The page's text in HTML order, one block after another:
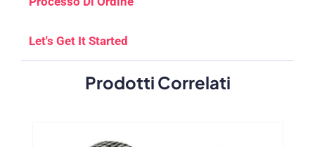
Let's Get It Started
Prodotti Correlati